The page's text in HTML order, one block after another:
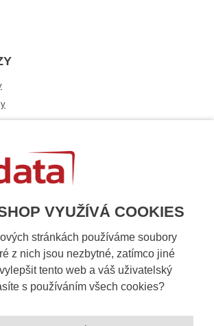
VYUŽÍVÁ COOKIES
stránkách používáme soubory
z nich jsou nezbytné, zatímco jiné
tento web a váš uživatelský
s používáním všech cookies?
zboží